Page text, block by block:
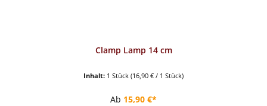
Clamp Lamp 14 cm
Inhalt: 1 Stück (16,90 € / 1 Stück)
Regulärer Preis:
Ab 15,90 €*